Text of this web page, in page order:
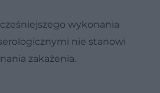
wykonania
nie stanowi
zakażenia.